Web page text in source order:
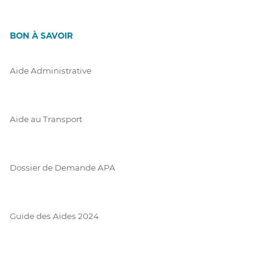
BON À SAVOIR
Aide Administrative
Aide au Transport
Dossier de Demande APA
Guide des Aides 2024